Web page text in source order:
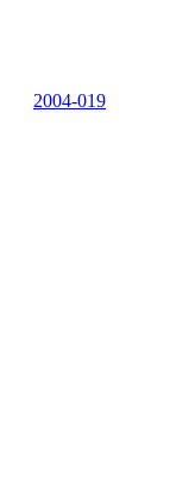
2004-019